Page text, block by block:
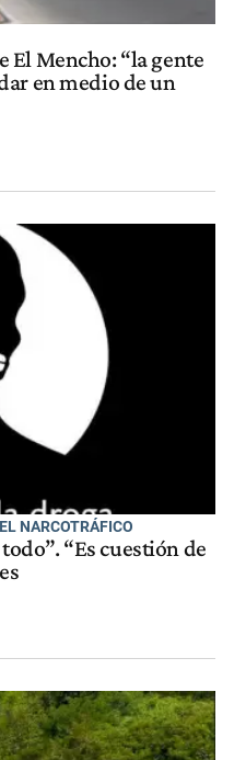
El Mencho: “la gente
en medio de un
NARCOTRÁFICO
“Es cuestión de